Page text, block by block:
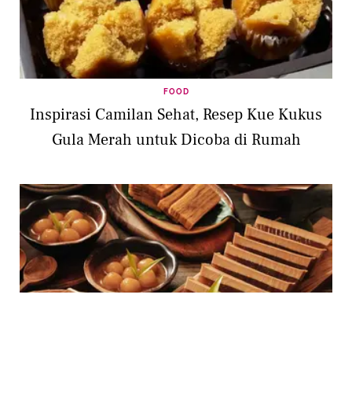
FOOD
Inspirasi Camilan Sehat, Resep Kue Kukus
Gula Merah untuk Dicoba di Rumah